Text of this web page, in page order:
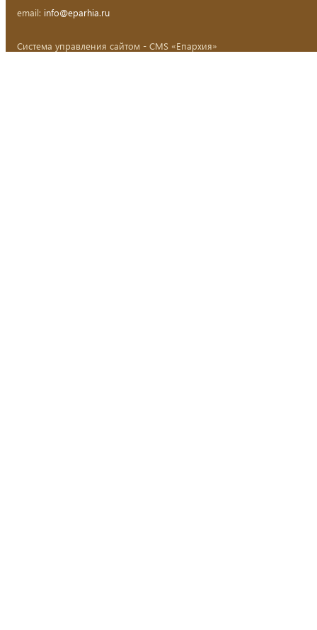
email: info@eparhia.ru
Система управления сайтом - CMS «Епархия»